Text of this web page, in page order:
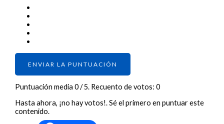
ENVIAR LA PUNTUACIÓN
Puntuación media0/ 5. Recuento de votos:0
Hasta ahora, ¡no hay votos!. Sé el primero en puntuar este
contenido.